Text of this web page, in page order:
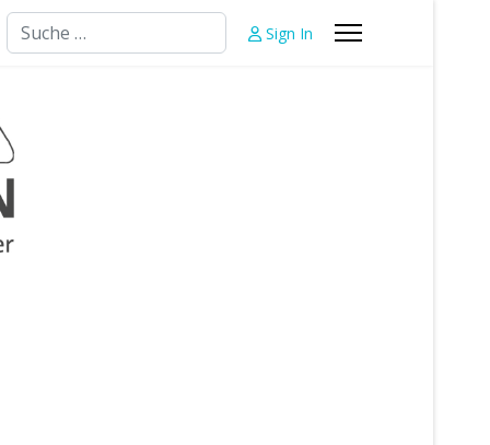
Suchen Sign In